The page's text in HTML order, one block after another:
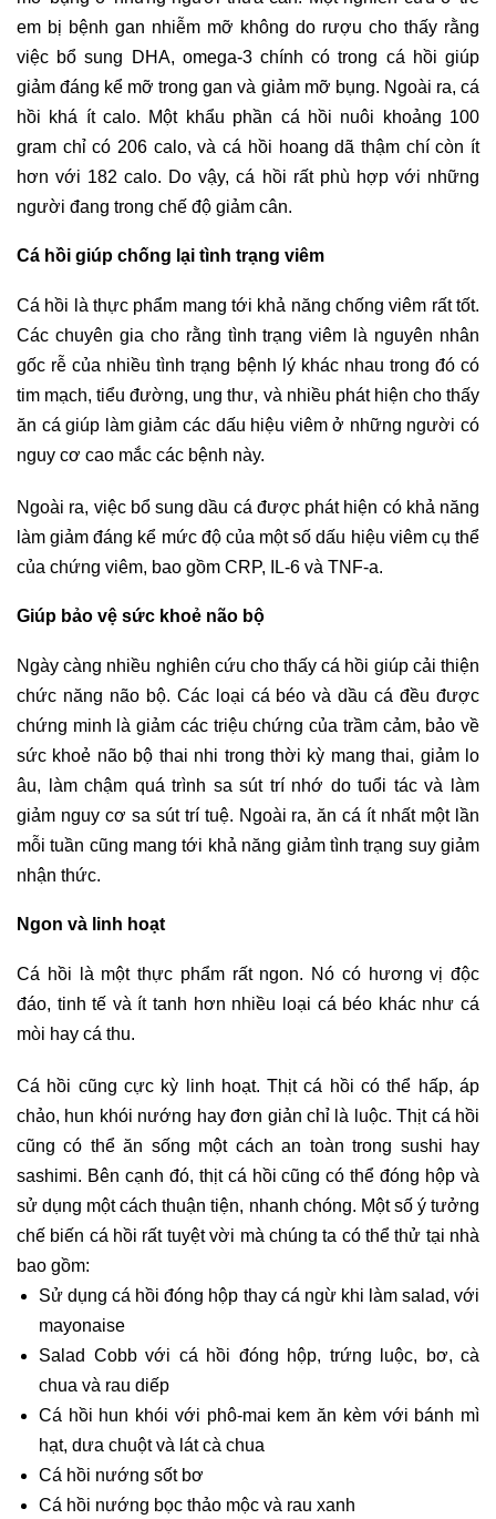
em bị bệnh gan nhiễm mỡ không do rượu cho thấy rằng
việc bổ sung DHA, omega-3 chính có trong cá hồi giúp
giảm đáng kể mỡ trong gan và giảm mỡ bụng. Ngoài ra, cá
hồi khá ít calo. Một khẩu phần cá hồi nuôi khoảng 100
gram chỉ có 206 calo, và cá hồi hoang dã thậm chí còn ít
hơn với 182 calo. Do vậy, cá hồi rất phù hợp với những
người đang trong chế độ giảm cân.
Cá hồi giúp chống lại tình trạng viêm
Cá hồi là thực phẩm mang tới khả năng chống viêm rất tốt.
Các chuyên gia cho rằng tình trạng viêm là nguyên nhân
gốc rễ của nhiều tình trạng bệnh lý khác nhau trong đó có
tim mạch, tiểu đường, ung thư, và nhiều phát hiện cho thấy
ăn cá giúp làm giảm các dấu hiệu viêm ở những người có
nguy cơ cao mắc các bệnh này.
Ngoài ra, việc bổ sung dầu cá được phát hiện có khả năng
làm giảm đáng kể mức độ của một số dấu hiệu viêm cụ thể
của chứng viêm, bao gồm CRP, IL-6 và TNF-a.
Giúp bảo vệ sức khoẻ não bộ
Ngày càng nhiều nghiên cứu cho thấy cá hồi giúp cải thiện
chức năng não bộ. Các loại cá béo và dầu cá đều được
chứng minh là giảm các triệu chứng của trầm cảm, bảo về
sức khoẻ não bộ thai nhi trong thời kỳ mang thai, giảm lo
âu, làm chậm quá trình sa sút trí nhớ do tuổi tác và làm
giảm nguy cơ sa sút trí tuệ. Ngoài ra, ăn cá ít nhất một lần
mỗi tuần cũng mang tới khả năng giảm tình trạng suy giảm
nhận thức.
Ngon và linh hoạt
Cá hồi là một thực phẩm rất ngon. Nó có hương vị độc
đáo, tinh tế và ít tanh hơn nhiều loại cá béo khác như cá
mòi hay cá thu.
Cá hồi cũng cực kỳ linh hoạt. Thịt cá hồi có thể hấp, áp
chảo, hun khói nướng hay đơn giản chỉ là luộc. Thịt cá hồi
cũng có thể ăn sống một cách an toàn trong sushi hay
sashimi. Bên cạnh đó, thịt cá hồi cũng có thể đóng hộp và
sử dụng một cách thuận tiện, nhanh chóng. Một số ý tưởng
chế biến cá hồi rất tuyệt vời mà chúng ta có thể thử tại nhà
bao gồm:
Sử dụng cá hồi đóng hộp thay cá ngừ khi làm salad, với
mayonaise
Salad Cobb với cá hồi đóng hộp, trứng luộc, bơ, cà
chua và rau diếp
Cá hồi hun khói với phô-mai kem ăn kèm với bánh mì
hạt, dưa chuột và lát cà chua
Cá hồi nướng sốt bơ
Cá hồi nướng bọc thảo mộc và rau xanh